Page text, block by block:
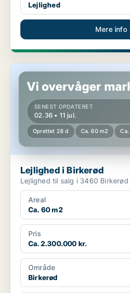
Lejlighed
Mere info
Lejlighed i Birkerød
Vi overvåger
SENEST OPDATERET
02.36 • 11 jul.
Oprettet 28 d Ca. 60 m2
Lejlighed i Birkerød
Areal
Ca. 60 m2
Pris
Ca. 2.300.000 kr.
Område
Birkerød